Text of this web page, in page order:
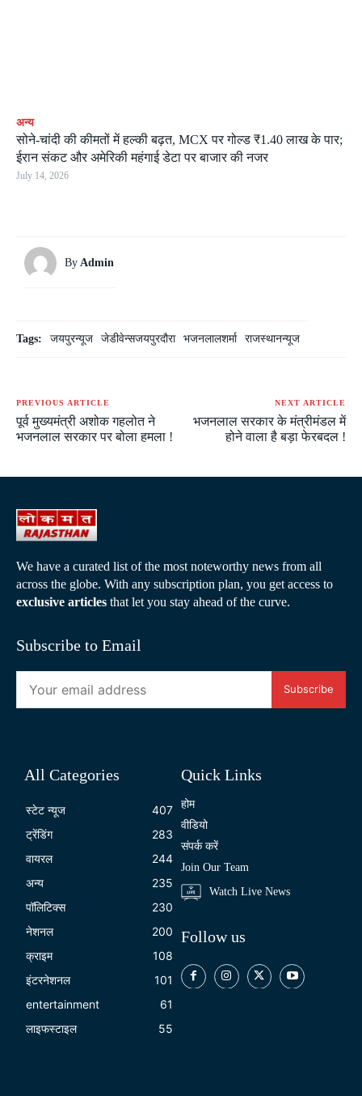
अन्य
सोने-चांदी की कीमतों में हल्की बढ़त, MCX पर गोल्ड ₹1.40 लाख के पार;
ईरान संकट और अमेरिकी महंगाई डेटा पर बाजार की नजर
July 14, 2026
By Admin
Tags: जयपुरन्यूज जेडीवेन्सजयपुरदौरा भजनलालशर्मा राजस्थानन्यूज
PREVIOUS ARTICLE
पूर्व मुख्यमंत्री अशोक गहलोत ने
भजनलाल सरकार पर बोला हमला !
NEXT ARTICLE
भजनलाल सरकार के मंत्रीमंडल में
होने वाला है बड़ा फेरबदल !
We have a curated list of the most noteworthy news from all
across the globe. With any subscription plan, you get access to
exclusive articles that let you stay ahead of the curve.
Subscribe to Email
Subscribe
All Categories
स्टेट न्यूज
407
ट्रेंडिंग
283
वायरल
244
अन्य
235
पॉलिटिक्स
230
नेशनल
200
क्राइम
108
इंटरनेशनल
101
entertainment
61
लाइफस्टाइल
55
Quick Links
होम
वीडियो
संपर्क करें
Join Our Team
Watch Live News
Follow us